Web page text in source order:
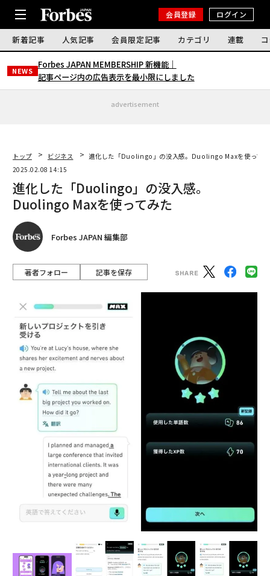
会員登録 ログイン
新着記事 人気記事 会員限定記事 カテゴリ 連載
NEWS
Forbes JAPAN MEMBERSHIP 新機能｜
記事ページ内の広告表示を最小限にしました
advertisement
トップ ビジネス
進化した「Duolingo」の没入感。Duolingo Maxを使ってみ
2025.02.08 14:15
進化した「Duolingo」の没入感。
Duolingo Maxを使ってみた
Forbes JAPAN 編集部
著者フォロー 記事を保存